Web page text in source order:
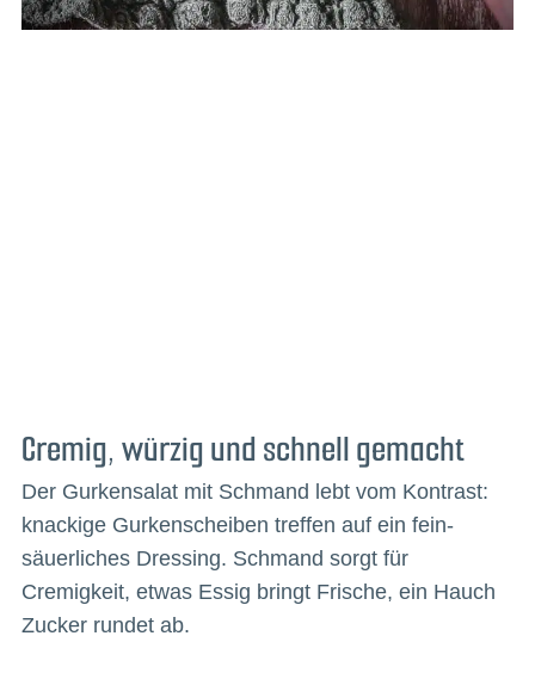
Cremig, würzig und schnell gemacht
Der Gurkensalat mit Schmand lebt vom Kontrast:
knackige Gurkenscheiben treffen auf ein fein-
säuerliches Dressing. Schmand sorgt für
Cremigkeit, etwas Essig bringt Frische, ein Hauch
Zucker rundet ab.